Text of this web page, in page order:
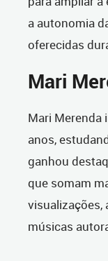
a autonomia
oferecidas
Mari
Mari Merenda
anos,
ganhou
que somam
visualizações,
músicas